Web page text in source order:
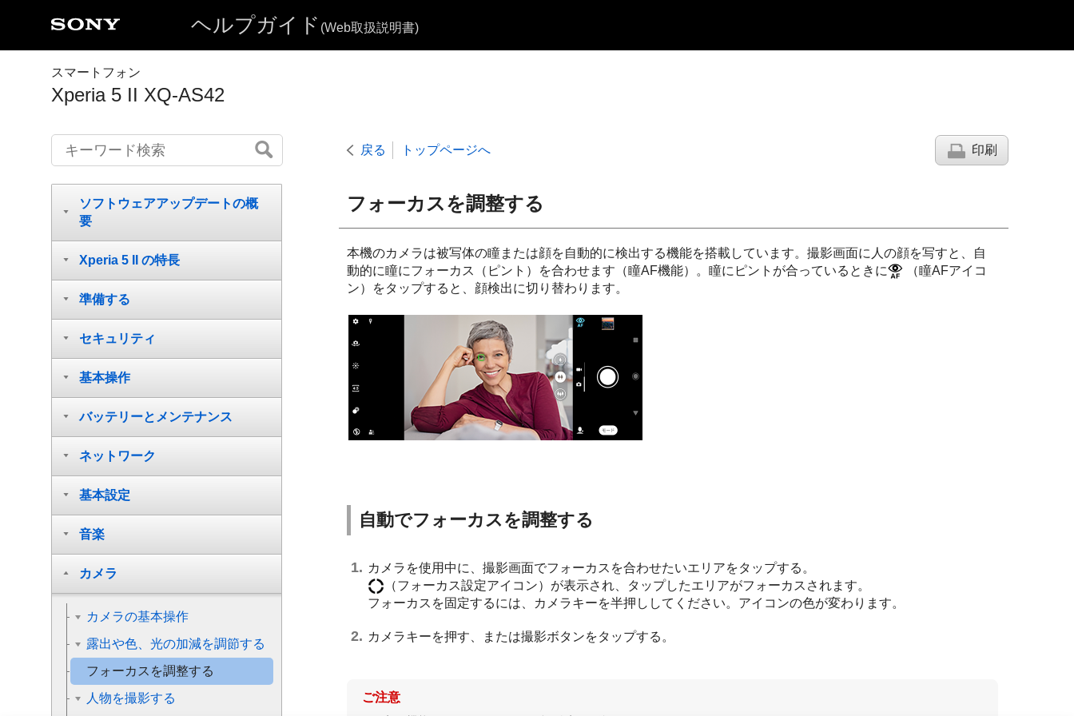
ヘルプガイド (Web取扱説明書)
スマートフォン
Xperia 5 II XQ-AS42
戻る トップページへ 印刷
フォーカスを調整する
本機のカメラは被写体の瞳または顔を自動的に検出する機能を搭載しています。撮影画面に人の顔を写すと、自
動的に瞳にフォーカス（ピント）を合わせます（瞳AF機能）。瞳にピントが合っているときに
（瞳AFアイコ
ン）
をタップすると、顔検出に切り替わります。
自動でフォーカスを調整する
カメラを使用中に、撮影画面でフォーカスを合わせたいエリアをタップする。
（フォーカス設定アイコン）が表示され、タップしたエリアがフォーカスされます。
フォーカスを固定するには、カメラキーを半押ししてください。アイコンの色が変わります。
カメラキーを押す、または撮影ボタンをタップする。
ご注意
ソフトウェアアップデートの概
要
Xperia 5 II の特長
準備する
セキュリティ
基本操作
バッテリーとメンテナンス
ネットワーク
基本設定
音楽
カメラ
カメラの基本操作
露出や色、光の加減を調節する
フォーカスを調整する
人物を撮影する